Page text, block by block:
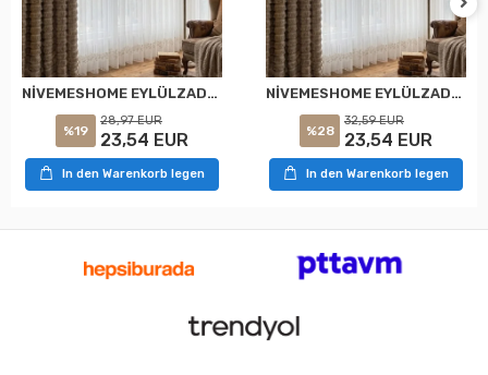
NİVEMESHOME EYLÜLZADE GOLD DETAY 1/2,5 PİLELİ TÜL PERDE APM
%19
28,97 EUR
23,54 EUR
In den Warenkorb legen
NİVEMESHOME EYLÜLZADE GOLD DETAY 1/3 PİLELİ TÜL PERDE APM
%28
32,59 EUR
23,54 EUR
In den Warenkorb legen